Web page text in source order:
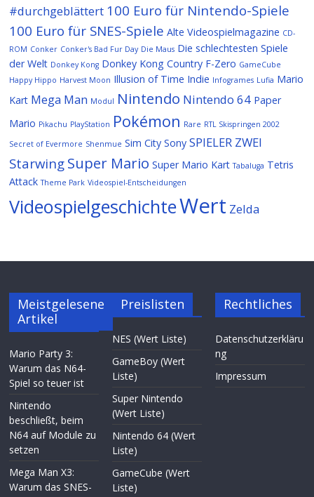
#durchgeblättert 100 Euro für Nintendo-Spiele
100 Euro für SNES-Spiele Alte Videospielmagazine CD-
ROM Conker Conker's Bad Fur Day Die Maus Die schlechtesten Spiele
der Welt Donkey Kong Donkey Kong Country F-Zero GameCube
Happy Hippo Harvest Moon Illusion of Time Indie Infogrames Lufia Mario
Kart Mega Man Modul Nintendo Nintendo 64 Paper
Mario Pikachu PlayStation Pokémon Rare RTL Skispringen 2002
Secret of Evermore Shenmue Sim City Sony SPIELER ZWEI
Starwing Super Mario Super Mario Kart Tabaluga Tetris
Attack Theme Park Videospiel-Entscheidungen
VideospielgeschichteWert Zelda
Meistgelesene
Artikel
Mario Party 3:
Warum das N64-
Spiel so teuer ist
Nintendo
beschließt, beim
N64 auf Module zu
setzen
Mega Man X3:
Warum das SNES-
Preislisten
NES (Wert Liste)
GameBoy (Wert
Liste)
Super Nintendo
(Wert Liste)
Nintendo 64 (Wert
Liste)
GameCube (Wert
Liste)
Rechtliches
Datenschutzerkläru
ng
Impressum